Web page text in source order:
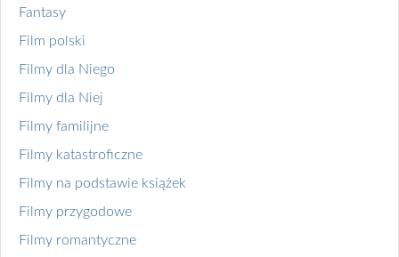
Fantasy
Film polski
Filmy dla Niego
Filmy dla Niej
Filmy familijne
Filmy katastroficzne
Filmy na podstawie książek
Filmy przygodowe
Filmy romantyczne